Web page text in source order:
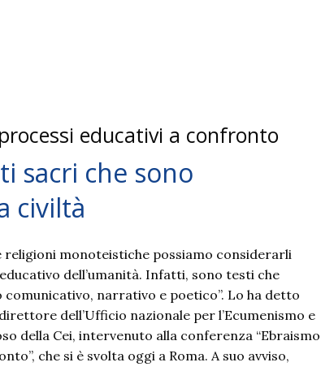
educativi a confronto
sacri che sono
civiltà
religioni monoteistiche possiamo considerarli
dell’umanità. Infatti, sono testi che
comunicativo, narrativo e poetico”. Lo ha detto
dell’Ufficio nazionale per l’Ecumenismo e
della Cei, intervenuto alla conferenza “Ebraismo
che si è svolta oggi a Roma. A suo avviso,